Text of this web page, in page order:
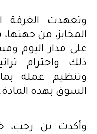
وتعهدت الغرفة
المخابز، من جهتها،
على مدار اليوم
ذلك واحترام
وتنظيم عمله
السوق بهذه المادة.
وأكدت بن رجب،